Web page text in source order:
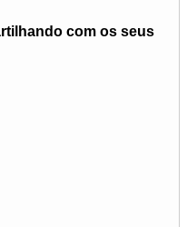
com os seus